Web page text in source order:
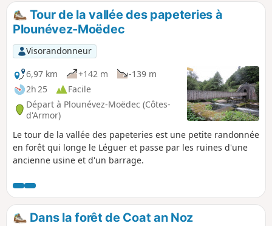
Tour de la vallée des papeteries à
Plounévez-Moëdec
Visorandonneur
6,97 km
+142 m
-139 m
2h 25
Facile
Départ à Plounévez-Moëdec (Côtes-
d'Armor)
Le tour de la vallée des papeteries est une petite randonnée
en forêt qui longe le Léguer et passe par les ruines d'une
ancienne usine et d'un barrage.
Dans la forêt de Coat an Noz